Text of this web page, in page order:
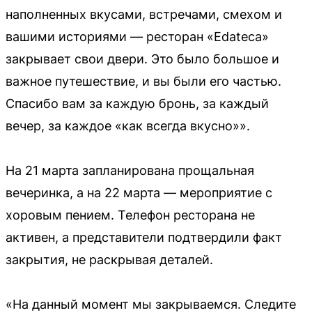
наполненных вкусами, встречами, смехом и
вашими историями — ресторан «Edateca»
закрывает свои двери. Это было большое и
важное путешествие, и вы были его частью.
Спасибо вам за каждую бронь, за каждый
вечер, за каждое «как всегда вкусно»».
На 21 марта запланирована прощальная
вечеринка, а на 22 марта — мероприятие с
хоровым пением. Телефон ресторана не
активен, а представители подтвердили факт
закрытия, не раскрывая деталей.
«На данный момент мы закрываемся. Следите